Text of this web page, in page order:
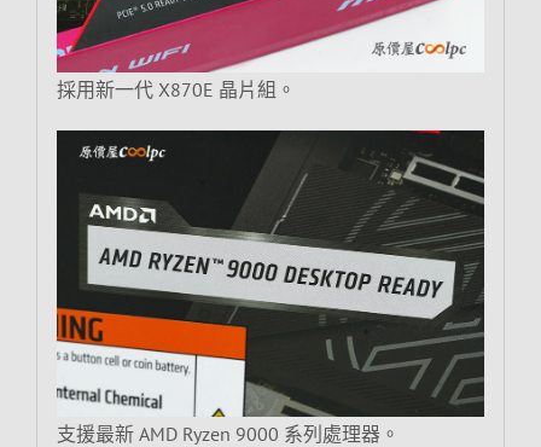
採用新一代 X870E 晶片組。
支援最新 AMD Ryzen 9000 系列處理器。